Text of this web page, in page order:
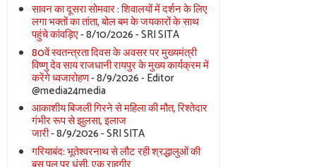
सावन का दूसरा सोमवार : शिवालयों में दर्शन के लिए
लगा भक्तों का तांता, बोल बम के जयकारों के साथ
पहुंचे कांवड़िए- 8/10/2026- SRI SITA
80वें स्वतन्त्रता दिवस के अवसर पर मुख्यमंत्री
विष्णु देव साय राजधानी रायपुर के मुख्य कार्यक्रम में
करेंगे ध्वजारोहण- 8/9/2026- Editor
@media24media
आकाशीय बिजली गिरने से महिला की मौत, रिश्तेदार
गंभीर रूप से झुलसा, इलाज
जारी- 8/9/2026- SRI SITA
गरियाबंद: भूतेश्वरनाथ से लौट रही श्रद्धालुओं की